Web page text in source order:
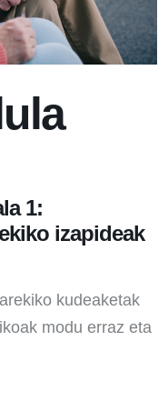
1:
izapideak
kudeaketak
modu erraz eta